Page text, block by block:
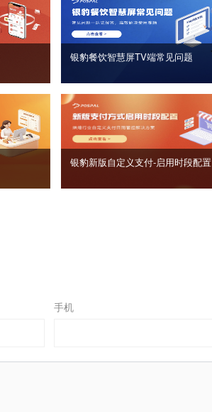
银豹餐饮智慧屏TV端常见问题
银豹新版自定义支付‑启用时段配置
手机